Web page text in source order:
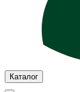
Каталог